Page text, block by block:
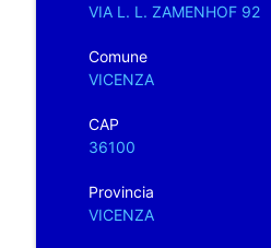
VIA L. L. ZAMENHOF 92
Comune
VICENZA
CAP
36100
Provincia
VICENZA